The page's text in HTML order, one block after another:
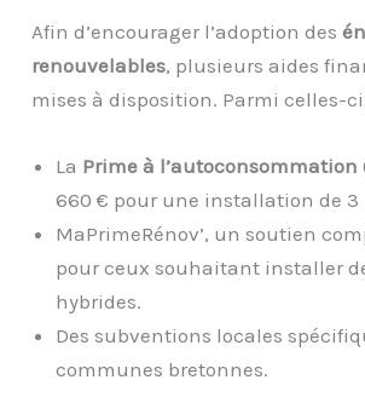
Afin d’encourager l’adoption des
renouvelables, plusieurs aides
mises à disposition. Parmi celles-
La Prime à l’autoconsommation
660 € pour une installation de 3
MaPrimeRénov’, un soutien
pour ceux souhaitant installer
hybrides.
Des subventions locales
communes bretonnes.